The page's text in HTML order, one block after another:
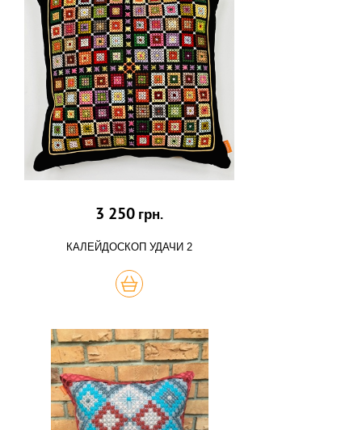
3 250 грн.
КАЛЕЙДОСКОП УДАЧИ 2
КУПИТЬ